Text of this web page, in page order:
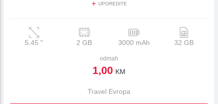
+ UPOREDITE
5.45" 2 GB 3000 mAh 32 GB
odmah
1,00 KM
Travel Evropa